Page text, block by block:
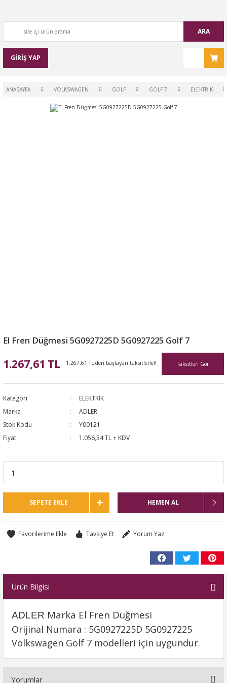
ARA
GİRİŞ YAP
ANASAYFA VOLKSWAGEN GOLF GOLF 7 ELEKTRİK
El Fren Düğmesi 5G0927225D 5G0927225 Golf 7
1.267,61 TL 1.267,61 TL den başlayan taksitlerle!! Taksitleri Gör
Kategori
ELEKTRİK
Marka
ADLER
Stok Kodu
Y00121
Fiyat
1.056,34 TL + KDV
SEPETE EKLE HEMEN AL
Tavsiye Et Yorum Yaz
Ürün Bilgisi
ADLER Marka El Fren Düğmesi
Orijinal Numara : 5G0927225D 5G0927225
Volkswagen Golf 7 modelleri için uygundur.
Yorumlar